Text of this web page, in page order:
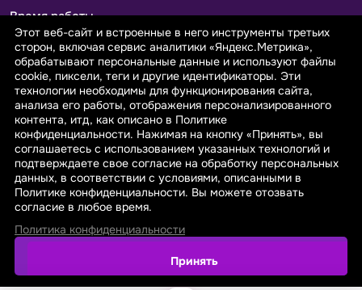
Время работы
Пн-Пт с 9.00 до 18.00
Сб-Вс: выходной
Принимаем к оплате
© 2026 sarafanovo.com - Интернет-магазин "САРАФАНОВО"
специализируется на производстве, продаже тканей оптом и в
розницу с доставкой по Роcсии и СНГ.
Политика обработки персональных данных
Этот веб-сайт и встроенные в него инструменты третьих
сторон, включая сервис аналитики «Яндекс.Метрика»,
обрабатывают персональные данные и используют файлы
cookie, пиксели, теги и другие идентификаторы. Эти
технологии необходимы для функционирования сайта,
анализа его работы, отображения персонализированного
контента, итд, как описано в Политике
конфиденциальности. Нажимая на кнопку «Принять», вы
соглашаетесь с использованием указанных технологий и
подтверждаете свое согласие на обработку персональных
данных, в соответствии с условиями, описанными в
Политике конфиденциальности. Вы можете отозвать
согласие в любое время.
Политика конфиденциальности